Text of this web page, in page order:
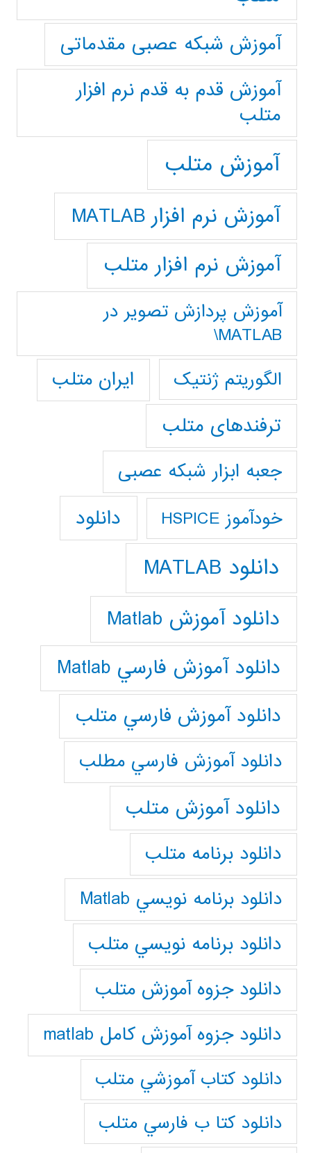
آموزش شبکه عصبی مقدماتی
آموزش قدم به قدم نرم افزار
متلب
آموزش متلب
آموزش نرم افزار MATLAB
آموزش نرم افزار متلب
آموزش پردازش تصوير در
MATLAB\
الگوریتم ژنتیک
ایران متلب
ترفندهای متلب
جعبه ابزار شبکه عصبی
خودآموز HSPICE دانلود
دانلود MATLAB
دانلود آموزش Matlab
دانلود آموزش فارسي Matlab
دانلود آموزش فارسي متلب
دانلود آموزش فارسي مطلب
دانلود آموزش متلب
دانلود برنامه متلب
دانلود برنامه نويسي Matlab
دانلود برنامه نويسي متلب
دانلود جزوه آموزش متلب
دانلود جزوه آموزش کامل matlab
دانلود كتاب آموزشي متلب
دانلود كتا ب فارسي متلب